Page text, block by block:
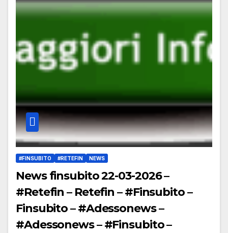
#FINSUBITO #RETEFIN NEWS
News finsubito 22-03-2026 –
#Retefin – Retefin – #Finsubito –
Finsubito – #Adessonews –
#Adessonews – #Finsubito –